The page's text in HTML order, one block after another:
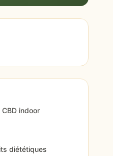
indoor
diététiques